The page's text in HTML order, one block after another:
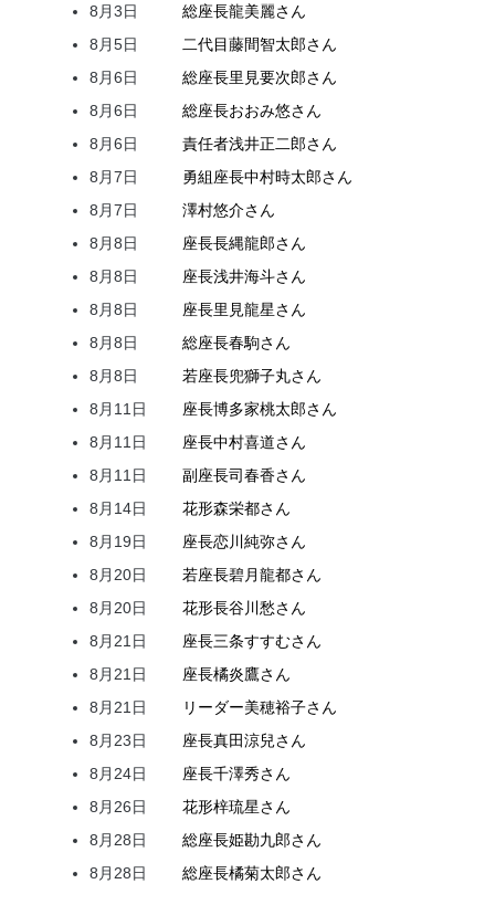
8月3日
総座長龍美麗さん
8月5日
二代目藤間智太郎さん
8月6日
総座長里見要次郎さん
8月6日
総座長おおみ悠さん
8月6日
責任者浅井正二郎さん
8月7日
勇組座長中村時太郎さん
8月7日
澤村悠介さん
8月8日
座長長縄龍郎さん
8月8日
座長浅井海斗さん
8月8日
座長里見龍星さん
8月8日
総座長春駒さん
8月8日
若座長兜獅子丸さん
8月11日
座長博多家桃太郎さん
8月11日
座長中村喜道さん
8月11日
副座長司春香さん
8月14日
花形森栄都さん
8月19日
座長恋川純弥さん
8月20日
若座長碧月龍都さん
8月20日
花形長谷川愁さん
8月21日
座長三条すすむさん
8月21日
座長橘炎鷹さん
8月21日
リーダー美穂裕子さん
8月23日
座長真田涼兒さん
8月24日
座長千澤秀さん
8月26日
花形梓琉星さん
8月28日
総座長姫勘九郎さん
8月28日
総座長橘菊太郎さん